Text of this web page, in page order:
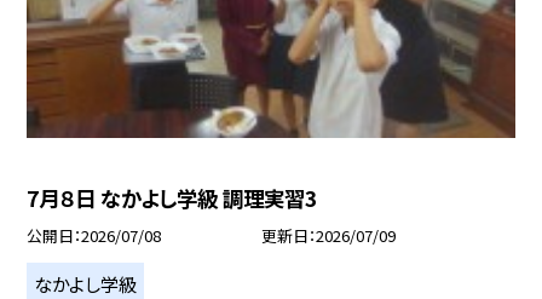
7月８日 なかよし学級 調理実習3
公開日 2026/07/08 更新日 2026/07/09
なかよし学級